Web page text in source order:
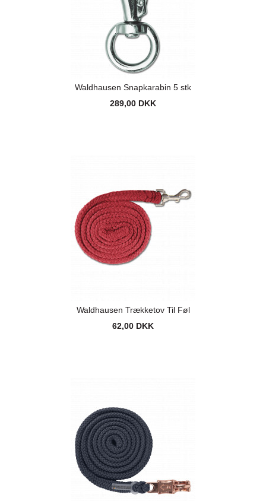
Waldhausen Snapkarabin 5 stk
289,00 DKK
Waldhausen Trækketov Til Føl
62,00 DKK